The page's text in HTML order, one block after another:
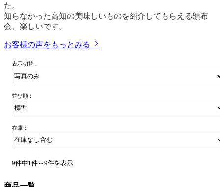
た。
知らなかった高知の美味しいものを紹介してもらえる頒布
会、楽しいです。
お客様の声をもっとみる
表示切替：
並び順：
在庫：
9件中1件～9件を表示